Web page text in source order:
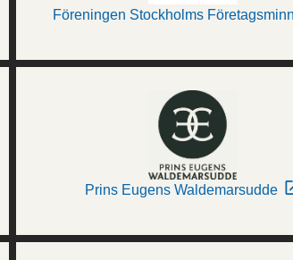
Föreningen Stockholms
Prins Eugens Waldemarsudde